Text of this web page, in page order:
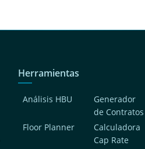
Herramientas
Análisis HBU
Generador
de Contratos
Floor Planner
Calculadora
Cap Rate